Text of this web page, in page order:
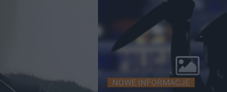
NOWE INFORMACJE